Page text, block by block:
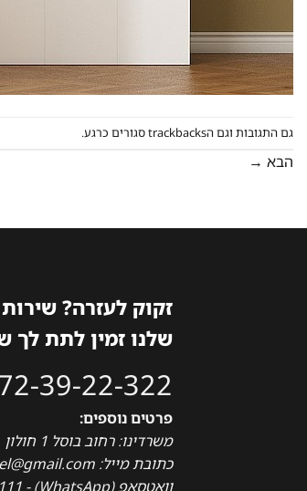
גם התגובות וגם הtrackbacks סגורים כרגע.
הבא →
זקוק לעזרה?
שלנו זמין לתת לך
39-22-322
פרטים נוספים:
משרדינו: רחוב בוסל 1 חולון
כתובת מייל: m4aisrael@gmail.com
וואטסאפ (WhatsApp) - 058-6057111